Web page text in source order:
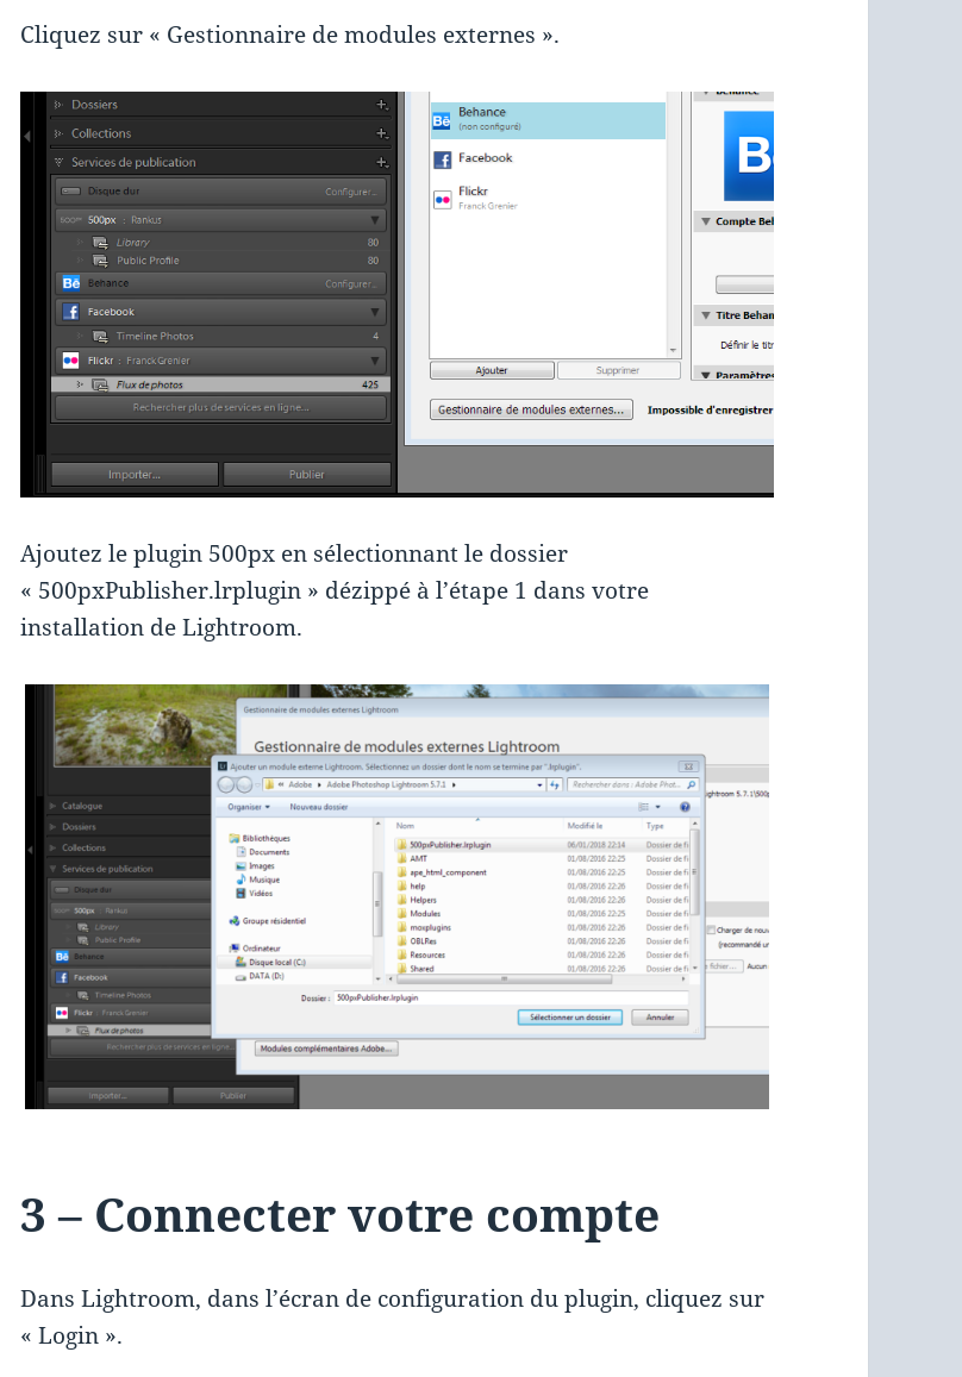
Cliquez sur « Gestionnaire de modules externes ».
Ajoutez le plugin 500px en sélectionnant le dossier
« 500pxPublisher.lrplugin » dézippé à l’étape 1 dans votre
installation de Lightroom.
3 – Connecter votre compte
Dans Lightroom, dans l’écran de configuration du plugin, cliquez sur
« Login ».